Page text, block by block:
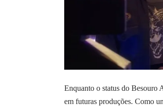
Enquanto o status do Besouro
em futuras produções. Como